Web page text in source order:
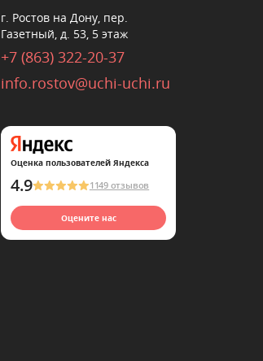
г. Ростов на Дону, пер.
Газетный, д. 53, 5 этаж
+7 (863) 322-20-37
info.rostov@uchi-uchi.ru
Оценка пользователей Яндекса
4.9 1149 отзывов
Оцените нас